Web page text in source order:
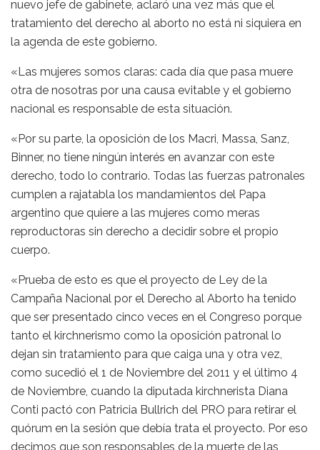
nuevo jefe de gabinete, aclaró una vez más que el
tratamiento del derecho al aborto no está ni siquiera en
la agenda de este gobierno.
«Las mujeres somos claras: cada día que pasa muere
otra de nosotras por una causa evitable y el gobierno
nacional es responsable de esta situación.
«Por su parte, la oposición de los Macri, Massa, Sanz,
Binner, no tiene ningún interés en avanzar con este
derecho, todo lo contrario. Todas las fuerzas patronales
cumplen a rajatabla los mandamientos del Papa
argentino que quiere a las mujeres como meras
reproductoras sin derecho a decidir sobre el propio
cuerpo.
«Prueba de esto es que el proyecto de Ley de la
Campaña Nacional por el Derecho al Aborto ha tenido
que ser presentado cinco veces en el Congreso porque
tanto el kirchnerismo como la oposición patronal lo
dejan sin tratamiento para que caiga una y otra vez,
como sucedió el 1 de Noviembre del 2011 y el último 4
de Noviembre, cuando la diputada kirchnerista Diana
Conti pactó con Patricia Bullrich del PRO para retirar el
quórum en la sesión que debía trata el proyecto. Por eso
decimos que son responsables de la muerte de las